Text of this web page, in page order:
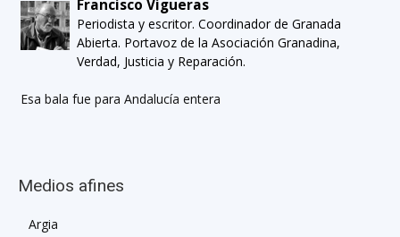
Francisco Vigueras
Periodista y escritor. Coordinador de Granada
Abierta. Portavoz de la Asociación Granadina,
Verdad, Justicia y Reparación.
Esa bala fue para Andalucía entera
Medios afines
Argia